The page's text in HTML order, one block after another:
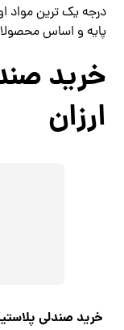
درجه یک ترین مواد
پایه و اساس
خرید
ارزان
خرید صندلی